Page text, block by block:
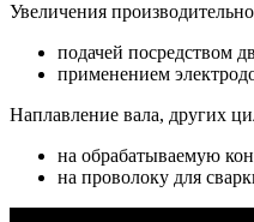
Увеличения
подачей посредством
применением
Наплавление вала, других
на обрабатываемую
на проволоку для